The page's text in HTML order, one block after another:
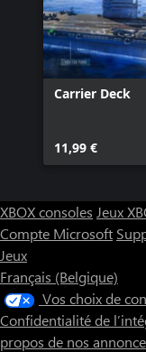
Carrier Deck
11,99 €
XBOX consoles Jeux
Compte Microsoft
Jeux
Français (Belgique)
Vos choix de
Confidentialité de
propos de nos